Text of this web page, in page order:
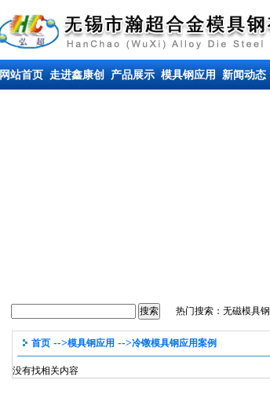
网站首页 走进鑫康创 产品展示 模具钢应用 新闻动态
热门搜索： 无磁模具钢
首页-->模具钢应用 -->冷镦模具钢应用案例
没有找相关内容